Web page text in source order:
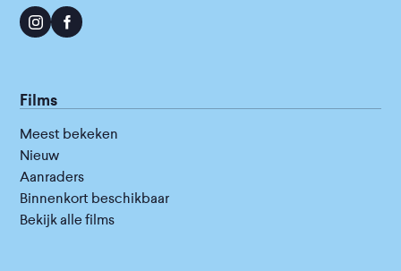
Films
Meest bekeken
Nieuw
Aanraders
Binnenkort beschikbaar
Bekijk alle films